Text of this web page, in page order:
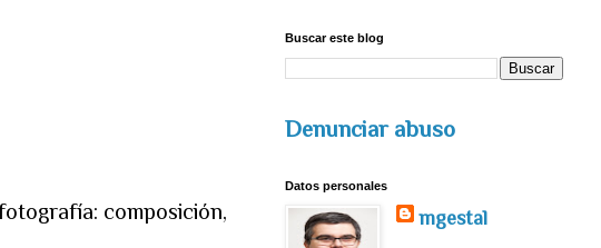
composición,
Buscar este blog
Denunciar abuso
Datos personales
mgestal